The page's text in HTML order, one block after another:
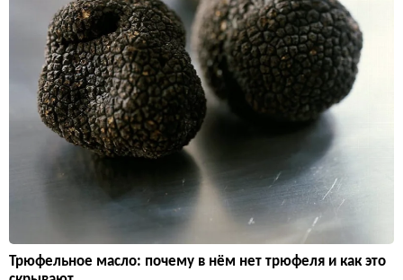
Трюфельное масло: почему в нём нет трюфеля и как это